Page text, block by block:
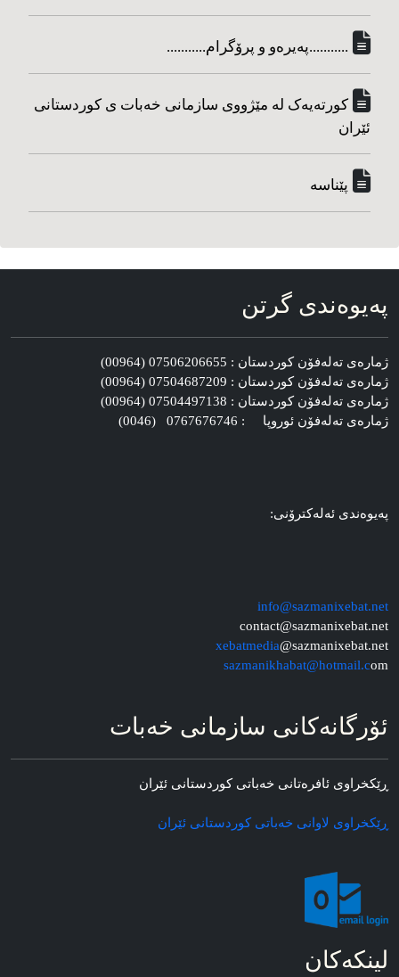
...........په‌یره‌و و پرۆگرام...........
کورته‌یه‌ک له مێژووی سازمانی خه‌بات ی کوردستانی
ئێران
پێناسه‌
په‌یوه‌ندی گرتن
ژماره‌ی ته‌له‌فۆن کوردستان : 07506206655 (00964)
ژماره‌ی ته‌له‌فۆن کوردستان : 07504687209 (00964)
ژماره‌ی ته‌له‌فۆن کوردستان : 07504497138 (00964)
ژماره‌ی ته‌له‌فۆن ئوروپا : 0767676746 (0046)
په‌یوه‌ندی ئه‌له‌کترۆنی:
info@sazmanixebat.net
contact@sazmanixebat.net
xebatmedia@sazmanixebat.net
sazmanikhabat@hotmail.com
ئۆرگانه‌کانی سازمانی خه‌بات
ڕێکخراوی ئافره‌تانی خه‌باتی کوردستانی ئێران
ڕێکخراوی لاوانی خه‌باتی کوردستانی ئێران
لینکه‌کان